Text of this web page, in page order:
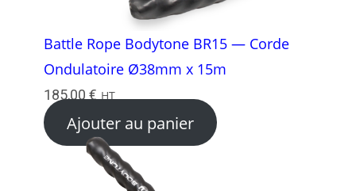
Battle Rope Bodytone BR15 — Corde
Ondulatoire Ø38mm x 15m
185,00€ HT
Ajouter au panier